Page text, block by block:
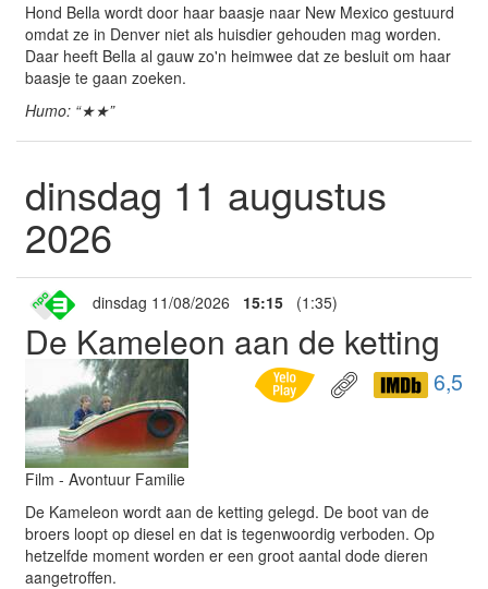
Hond Bella wordt door haar baasje naar New Mexico gestuurd
omdat ze in Denver niet als huisdier gehouden mag worden.
Daar heeft Bella al gauw zo'n heimwee dat ze besluit om haar
baasje te gaan zoeken.
Humo: “★★”
dinsdag 11 augustus
2026
dinsdag 11/08/2026 15:15 (1:35)
De Kameleon aan de ketting
6,5
Film - Avontuur Familie
De Kameleon wordt aan de ketting gelegd. De boot van de
broers loopt op diesel en dat is tegenwoordig verboden. Op
hetzelfde moment worden er een groot aantal dode dieren
aangetroffen.